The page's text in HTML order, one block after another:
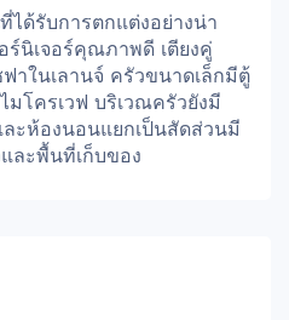
ด้รับการตกแต่งอย่างน่า
นิเจอร์คุณภาพดี เตียงคู่
าในเลานจ์ ครัวขนาดเล็กมีตู้
มโครเวฟ บริเวณครัวยังมี
ะห้องนอนแยกเป็นสัดส่วนมี
ละพื้นที่เก็บของ